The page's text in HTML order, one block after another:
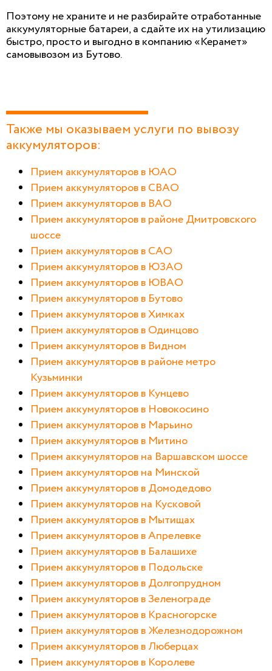
Поэтому не храните и не разбирайте отработанные
аккумуляторные батареи, а сдайте их на утилизацию
быстро, просто и выгодно в компанию «Керамет»
самовывозом из Бутово.
Также мы оказываем услуги по вывозу
аккумуляторов:
Прием аккумуляторов в ЮАО
Прием аккумуляторов в СВАО
Прием аккумуляторов в ВАО
Прием аккумуляторов в районе Дмитровского
шоссе
Прием аккумуляторов в САО
Прием аккумуляторов в ЮЗАО
Прием аккумуляторов в ЮВАО
Прием аккумуляторов в Бутово
Прием аккумуляторов в Химках
Прием аккумуляторов в Одинцово
Прием аккумуляторов в Видном
Прием аккумуляторов в районе метро
Кузьминки
Прием аккумуляторов в Кунцево
Прием аккумуляторов в Новокосино
Прием аккумуляторов в Марьино
Прием аккумуляторов в Митино
Прием аккумуляторов на Варшавском шоссе
Прием аккумуляторов на Минской
Прием аккумуляторов в Домодедово
Прием аккумуляторов на Кусковой
Прием аккумуляторов в Мытищах
Прием аккумуляторов в Апрелевке
Прием аккумуляторов в Балашихе
Прием аккумуляторов в Подольске
Прием аккумуляторов в Долгопрудном
Прием аккумуляторов в Зеленограде
Прием аккумуляторов в Красногорске
Прием аккумуляторов в Железнодорожном
Прием аккумуляторов в Люберцах
Прием аккумуляторов в Королеве